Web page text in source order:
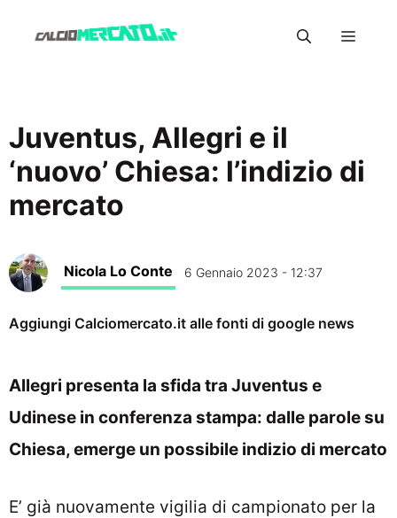
Menu
Juventus, Allegri e il
‘nuovo’ Chiesa: l’indizio di
mercato
Nicola Lo Conte 6 Gennaio 2023 - 12:37
Aggiungi Calciomercato.it alle fonti di google news
Allegri presenta la sfida tra Juventus e
Udinese in conferenza stampa: dalle parole su
Chiesa, emerge un possibile indizio di mercato
E’ già nuovamente vigilia di campionato per la